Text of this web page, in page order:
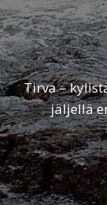
Tirva –
jäljellä